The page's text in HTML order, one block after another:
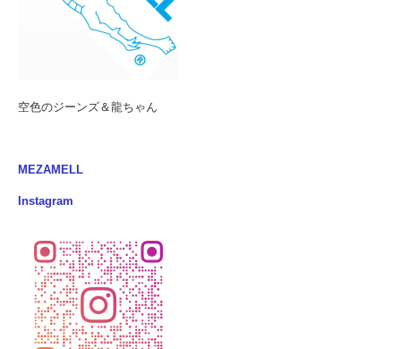
空色のジーンズ＆龍ちゃん
MEZAMELL
Instagram